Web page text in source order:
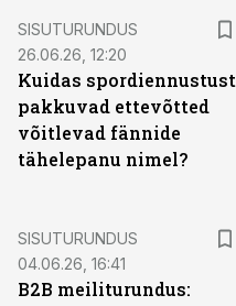
SISUTURUNDUS
26.06.26, 12:20
Kuidas spordiennustust
pakkuvad ettevõtted
võitlevad fännide
tähelepanu nimel?
SISUTURUNDUS
04.06.26, 16:41
B2B meiliturundus: